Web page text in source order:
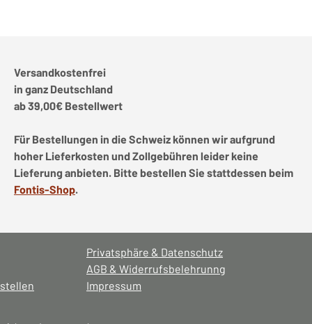
Versandkostenfrei
in ganz Deutschland
ab 39,00€ Bestellwert
Für Bestellungen in die Schweiz können wir aufgrund
hoher Lieferkosten und Zollgebühren leider keine
Lieferung anbieten. Bitte bestellen Sie stattdessen beim
Fontis-Shop.
Privatsphäre & Datenschutz
AGB & Widerrufsbelehrunng
Impressum